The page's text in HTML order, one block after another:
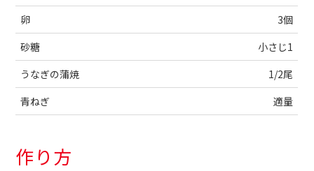
卵
3個
砂糖
小さじ1
うなぎの蒲焼
1/2尾
青ねぎ
適量
作り方